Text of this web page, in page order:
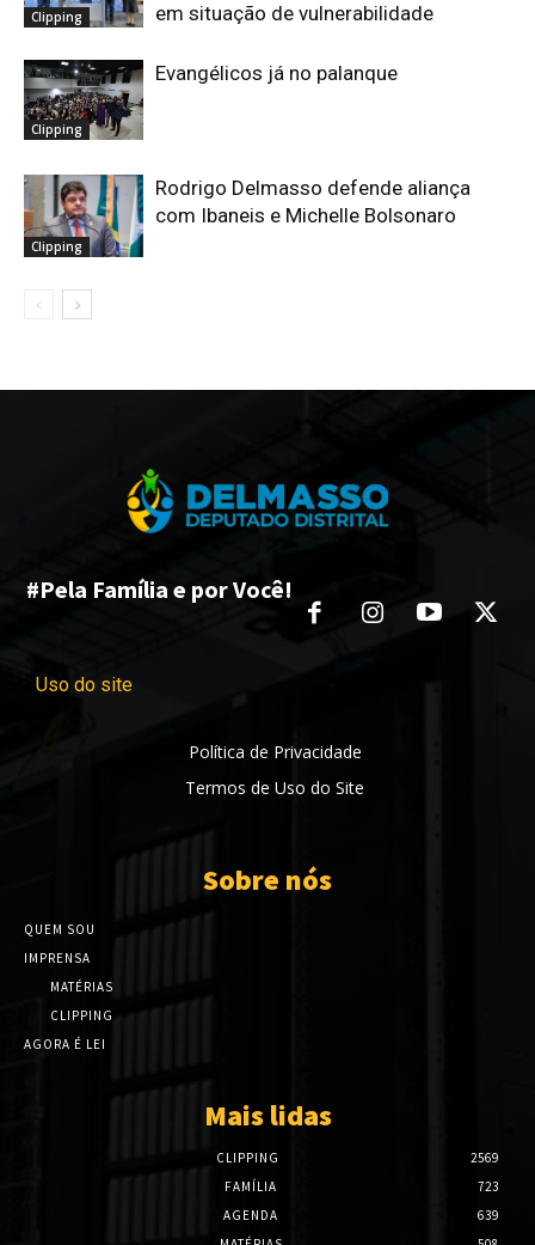
Clipping
em situação de vulnerabilidade
Clipping
Evangélicos já no palanque
Clipping
Rodrigo Delmasso defende aliança
com Ibaneis e Michelle Bolsonaro
#Pela Família e por Você!
Uso do site
Política de Privacidade
Termos de Uso do Site
Sobre nós
QUEM SOU
IMPRENSA
MATÉRIAS
CLIPPING
AGORA É LEI
Mais lidas
CLIPPING
2569
FAMÍLIA
723
AGENDA
639